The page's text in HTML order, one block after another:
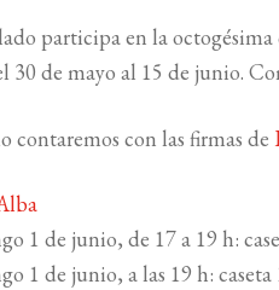
participa en la
30 de mayo al 15 de junio.
contaremos con las firmas de
1 de junio, de 17 a 19 h:
1 de junio, a las 19 h: